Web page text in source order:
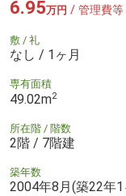
6.95万円 / 管理費等
敷 / 礼
なし / 1ヶ月
専有面積
49.02m2
所在階 / 階数
2階 / 7階建
築年数
2004年8月(築22年